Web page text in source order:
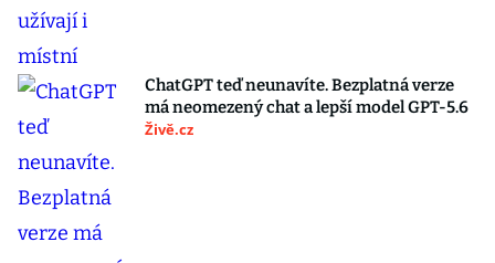
ChatGPT teď neunavíte. Bezplatná verze
má neomezený chat a lepší model GPT-5.6
Živě.cz